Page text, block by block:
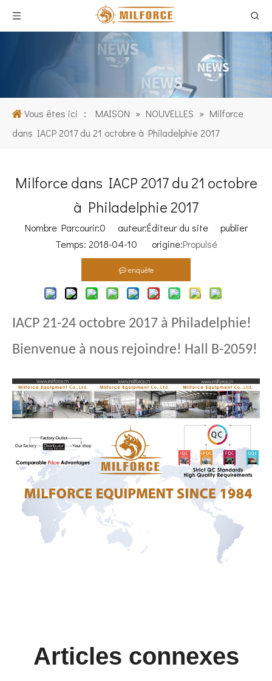
Vous êtes ici ： MAISON » NOUVELLES » Milforce
dans IACP 2017 du 21 octobre à Philadelphie 2017
Milforce dans IACP 2017 du 21 octobre
à Philadelphie 2017
Nombre Parcourir:0 auteur:Éditeur du site publier
Temps: 2018-04-10 origine:Propulsé
enquête
IACP 21-24 octobre 2017 à Philadelphie!
Bienvenue à nous rejoindre! Hall B-2059!
Articles connexes